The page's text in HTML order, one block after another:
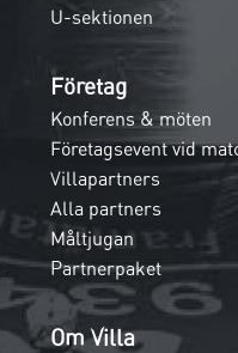
U-sektionen
Företag
Konferens & möten
Företagsevent vid
Villapartners
Alla partners
Måltjugan
Partnerpaket
Om Villa